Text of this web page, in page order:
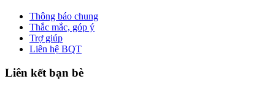
Thông báo chung
Thắc mắc, góp ý
Trợ giúp
Liên hệ BQT
Liên kết bạn bè